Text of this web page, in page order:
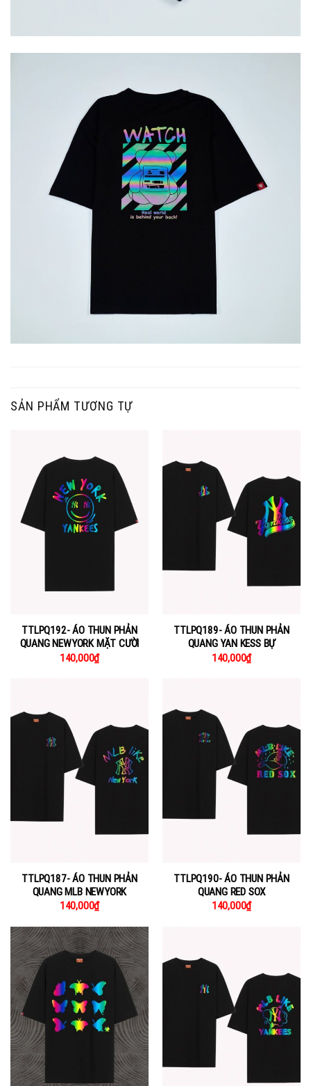
SẢN PHẨM TƯƠNG TỰ
TTLPQ192- ÁO THUN PHẢN
QUANG NEWYORK MẶT CƯỜI
140,000₫
TTLPQ189- ÁO THUN PHẢN
QUANG YAN KESS BỰ
140,000₫
TTLPQ187- ÁO THUN PHẢN
QUANG MLB NEWYORK
140,000₫
TTLPQ190- ÁO THUN PHẢN
QUANG RED SOX
140,000₫